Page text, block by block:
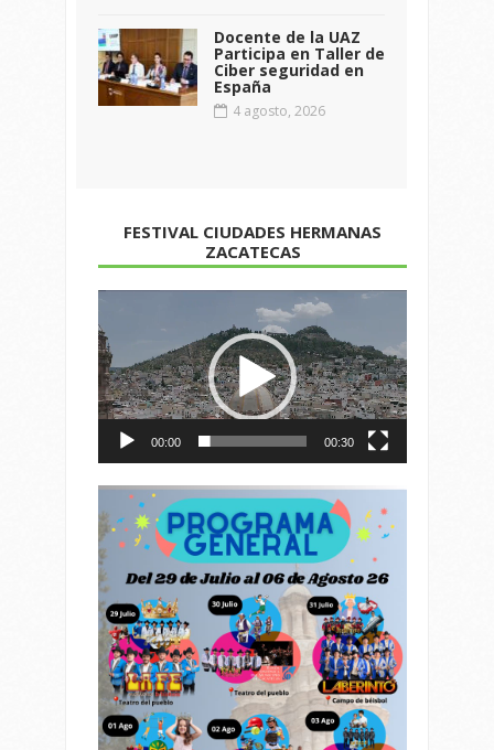
Docente de la UAZ
Participa en Taller de
Ciber seguridad en
España
4 agosto, 2026
FESTIVAL CIUDADES HERMANAS
ZACATECAS
de
vídeo
00:00 00:30